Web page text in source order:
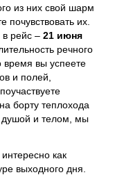
из них свой шарм
их.
в рейс – 21 июня
речного
время вы успеете
и полей,
борту теплохода
душой и телом, мы
как
выходного дня.